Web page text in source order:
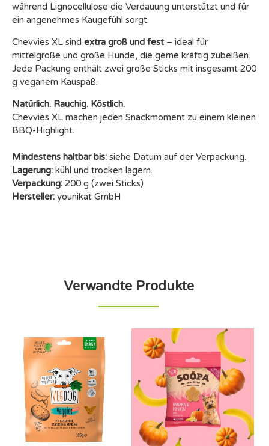
während Lignocellulose die Verdauung unterstützt und für
ein angenehmes Kaugefühl sorgt.
Chevvies XL sind extra groß und fest – ideal für
mittelgroße und große Hunde, die gerne kräftig zubeißen.
Jede Packung enthält zwei große Sticks mit insgesamt 200
g veganem Kauspaß.
Natürlich. Rauchig. Köstlich.
Chevvies XL machen jeden Snackmoment zu einem kleinen
BBQ-Highlight.
Mindestens haltbar bis: siehe Datum auf der Verpackung.
Lagerung: kühl und trocken lagern.
Verpackung: 200 g (zwei Sticks)
Hersteller: younikat GmbH
Verwandte Produkte